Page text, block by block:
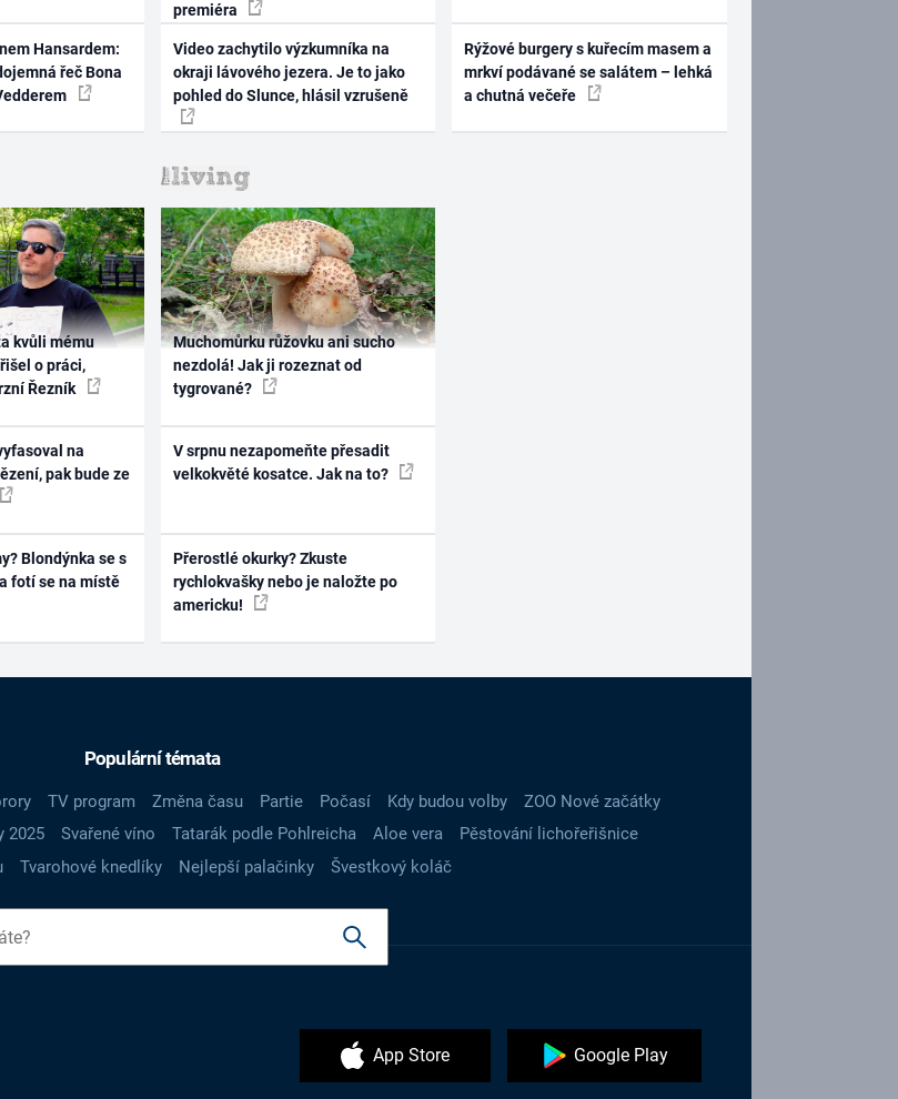
Hansardem:
řeč Bona
premiéra
Video zachytilo výzkumníka na
okraji lávového jezera. Je to jako
pohled do Slunce, hlásil vzrušeně
Rýžové burgery s kuřecím masem a
mrkví podávané se salátem – lehká
a chutná večeře
kvůli mému
o práci,
Řezník
na
pak bude ze
Blondýnka se s
fotí se na místě
Muchomůrku růžovku ani sucho
nezdolá! Jak ji rozeznat od
tygrované?
V srpnu nezapomeňte přesadit
velkokvěté kosatce. Jak na to?
Přerostlé okurky? Zkuste
rychlokvašky nebo je naložte po
americku!
Populární témata
TV program Změna času Partie Počasí Kdy budou volby
ZOO Nové začátky
2025 Svařené víno Tatarák podle Pohlreicha Aloe vera
Pěstování lichořeřišnice
Tvarohové knedlíky Nejlepší palačinky Švestkový koláč
App Store Google Play